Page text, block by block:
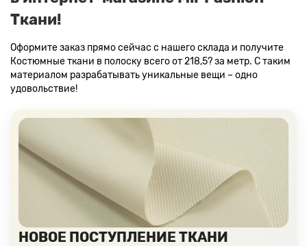
Ткани!
Оформите заказ прямо сейчас с нашего склада и получите
Костюмные ткани в полоску всего от 218,5? за метр. С таким
материалом разрабатывать уникальные вещи – одно
удовольствие!
НОВОЕ ПОСТУПЛЕНИЕ ТКАНИ